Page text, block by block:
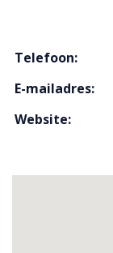
Telefoon:
E-mailadres:
Website: